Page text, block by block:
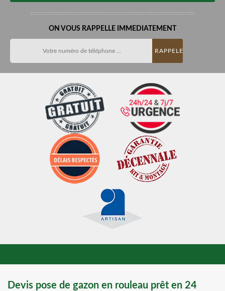
ON VOUS RAPPELLE IMMEDIATEMENT
Devis pose de gazon en rouleau prêt en 24